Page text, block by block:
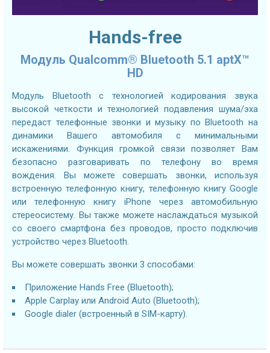
Hands-free
Модуль Qualcomm® Bluetooth 5.1 aptX™
HD
Модуль Bluetooth с технологией кодирования звука
высокой четкости и технологией подавления шума/эха
передаст телефонные звонки и музыку по Bluetooth на
динамики Вашего автомобиля с минимальными
искажениями. Функция громкой связи позволяет Вам
безопасно разговаривать по телефону во время
вождения. Вы можете совершать звонки, используя
встроенную телефонную книгу, телефонную книгу Google
или телефонную книгу iPhone через автомобильную
стереосистему. Вы также можете наслаждаться музыкой
со своего смартфона без проводов, просто подключив
устройство через Bluetooth.
Вы можете совершать звонки 3 способами:
Приложение Hands Free (Bluetooth);
Apple Carplay или Android Auto (Bluetooth);
Google dialer (встроенный в SIM-карту).